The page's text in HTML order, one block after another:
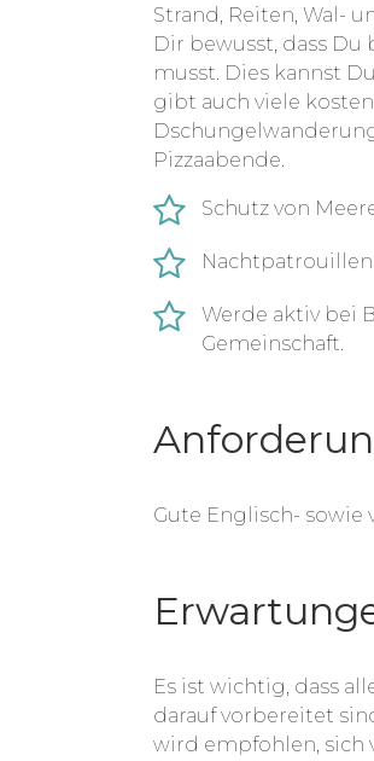
Strand, Reiten, Wal-
Dir bewusst, dass
musst. Dies kannst
gibt auch viele
Pizzaabende.
Schutz von
Werde aktiv bei
Gemein­schaft.
Gute Englisch-
Es ist wichtig, dass
darauf vorbereitet
wird empfohlen, sich